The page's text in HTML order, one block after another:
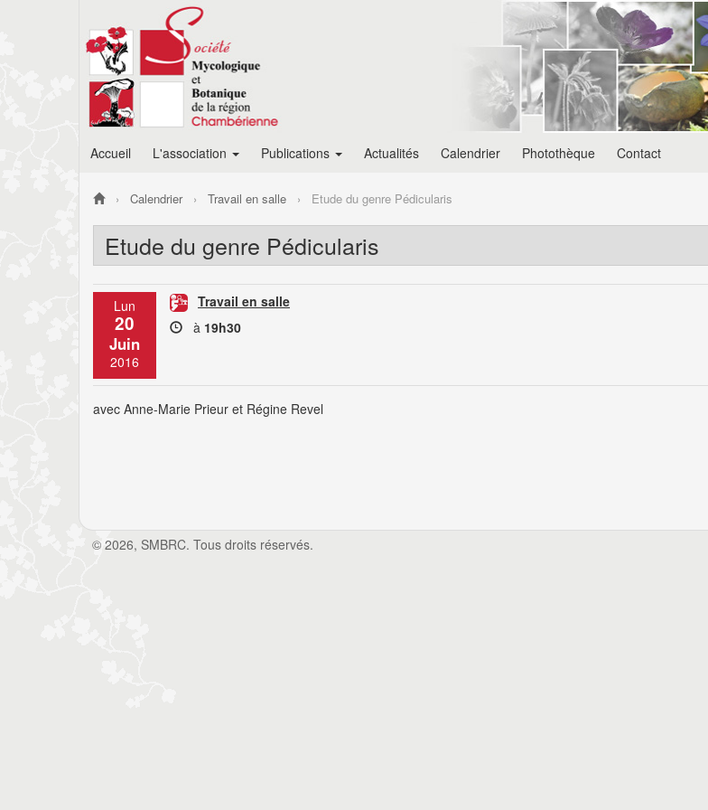
Accueil L'association Publications Actualités Calendrier Photothèque Contact
Calendrier Travail en salle Etude du genre Pédicularis
Etude du genre Pédicularis
Lun
20
Juin
2016
Travail en salle
à 19h30
avec Anne-Marie Prieur et Régine Revel
© 2026, SMBRC. Tous droits réservés.